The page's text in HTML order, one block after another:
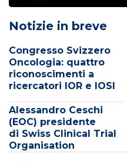
Notizie in breve
Congresso Svizzero
Oncologia: quattro
riconoscimenti a
ricercatori IOR e IOSI
Alessandro Ceschi
(EOC) presidente
di Swiss Clinical Trial
Organisation